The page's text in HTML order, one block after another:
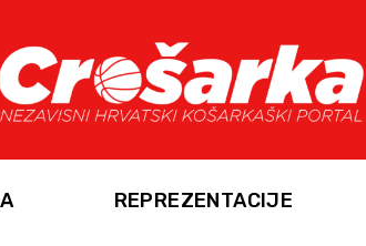
REPREZENTACIJE